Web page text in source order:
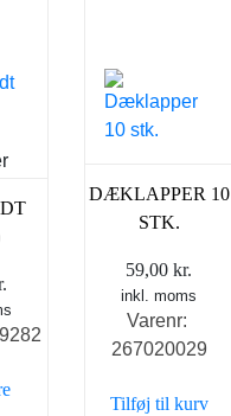
DÆKLAPPER 10
STK.
59,00kr.
inkl. moms
Varenr:
267020029
Tilføj til kurv